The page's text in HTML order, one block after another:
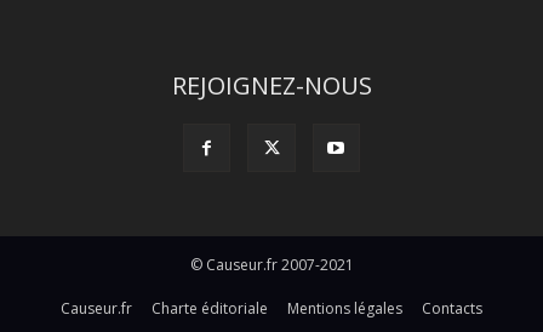
REJOIGNEZ-NOUS
© Causeur.fr 2007-2021
Causeur.fr Charte éditoriale Mentions légales Contacts